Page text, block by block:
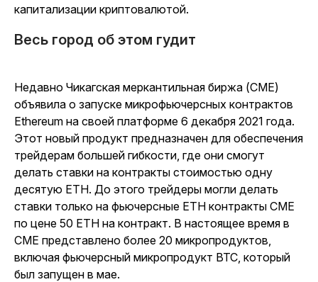
капитализации криптовалютой.
Весь город об этом гудит
Недавно Чикагская меркантильная биржа (CME)
объявила о запуске микрофьючерсных контрактов
Ethereum на своей платформе 6 декабря 2021 года.
Этот новый продукт предназначен для обеспечения
трейдерам большей гибкости, где они смогут
делать ставки на контракты стоимостью одну
десятую ETH. До этого трейдеры могли делать
ставки только на фьючерсные ETH контракты CME
по цене 50 ETH на контракт. В настоящее время в
CME представлено более 20 микропродуктов,
включая фьючерсный микропродукт BTC, который
был запущен в мае.